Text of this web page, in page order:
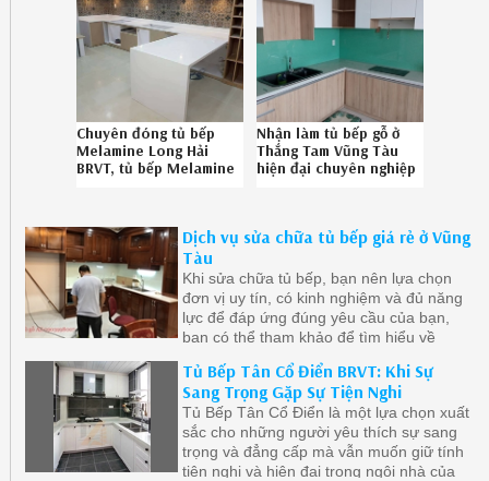
Chuyên đóng tủ bếp
Melamine Long Hải
BRVT, tủ bếp Melamine
03261926B
Nhận làm tủ bếp gỗ ở
Thắng Tam Vũng Tàu
hiện đại chuyên nghiệp
Dịch vụ sửa chữa tủ bếp giá rẻ ở Vũng
Tàu
Khi sửa chữa tủ bếp, bạn nên lựa chọn
đơn vị uy tín, có kinh nghiệm và đủ năng
lực để đáp ứng đúng yêu cầu của bạn,
bạn có thể tham khảo để tìm hiểu về
có đánh giá tích cực từ khách hàng trước
đây
Tủ Bếp Tân Cổ Điển BRVT: Khi Sự
Sang Trọng Gặp Sự Tiện Nghi
Tủ Bếp Tân Cổ Điển là một lựa chọn xuất
sắc cho những người yêu thích sự sang
trọng và đẳng cấp mà vẫn muốn giữ tính
tiện nghi và hiện đại trong ngôi nhà của